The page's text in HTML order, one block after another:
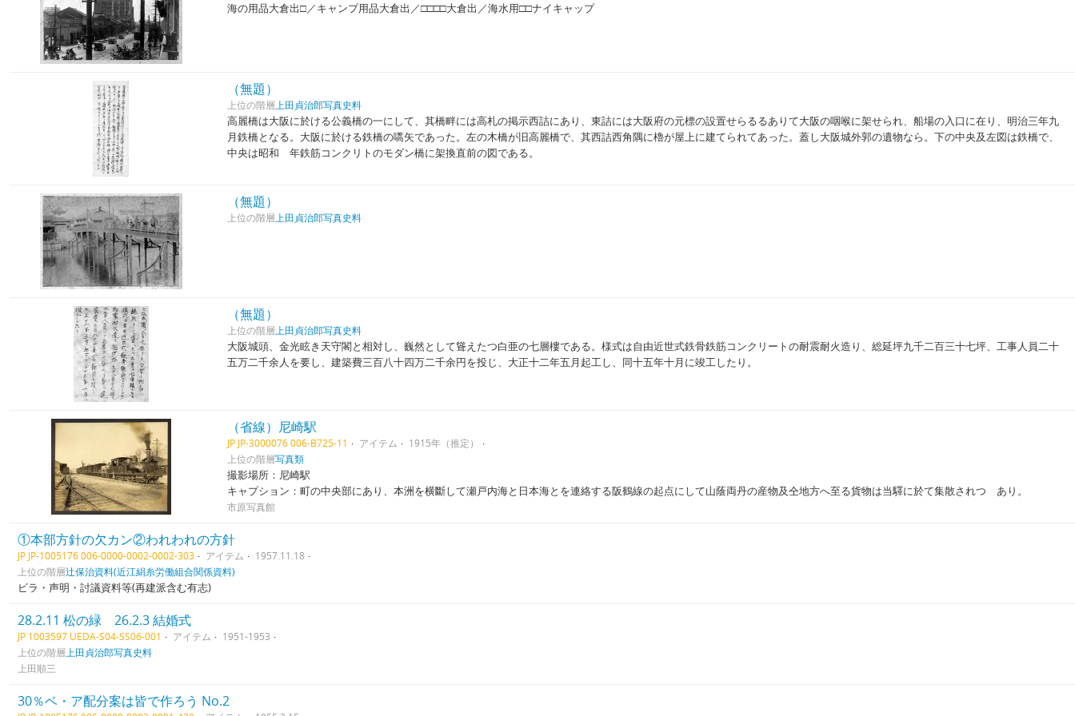
海の用品大倉出□／キャンプ用品大倉出／□□□□大倉出／海水用□□ナイキャップ
（無題）
上位の階層 上田貞治郎写真史料
高麗橋は大阪に於ける公義橋の一にして、其橋畔には高札の掲示西詰にあり、東詰には大阪府の元標の設置せらるるありて大阪の咽喉に架せられ、船場の入口に在り、明治三年九
月鉄橋となる。大阪に於ける鉄橋の嚆矢であった。左の木橋が旧高麗橋で、其西詰西角隅に櫓が屋上に建てられてあった。蓋し大阪城外郭の遺物なら。下の中央及左図は鉄橋で、
中央は昭和 年鉄筋コンクリトのモダン橋に架換直前の図である。
（無題）
上位の階層 上田貞治郎写真史料
（無題）
上位の階層 上田貞治郎写真史料
大阪城頭、金光眩き天守閣と相対し、巍然として聳えたつ白亜の七層樓である。様式は自由近世式鉄骨鉄筋コンクリートの耐震耐火造り、総延坪九千二百三十七坪、工事人員二十
五万二千余人を要し、建築費三百八十四万二千余円を投じ、大正十二年五月起工し、同十五年十月に竣工したり。
（省線）尼崎駅
JP JP-3000076 006-B725-11 アイテム
1915年（推定）
上位の階層写真類
撮影場所：尼崎駅
キャプション：町の中央部にあり、本洲を横斷して瀬戸内海と日本海とを連絡する阪鶴線の起点にして山蔭両丹の産物及仝地方へ至る貨物は当驛に於て集散されつゝあり。
市原写真館
①本部方針の欠カン②われわれの方針
JP JP-1005176 006-0000-0002-0002-303 アイテム
1957.11.18
上位の階層辻保治資料(近江絹糸労働組合関係資料)
ビラ・声明・討議資料等(再建派含む有志)
28.2.11 松の緑 26.2.3 結婚式
JP 1003597 UEDA-S04-SS06-001 アイテム
1951-1953
上位の階層 上田貞治郎写真史料
上田順三
30％ベ・ア配分案は皆で作ろう No.2